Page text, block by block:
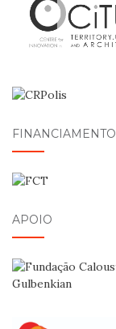
FINANCIAMENTO
APOIO